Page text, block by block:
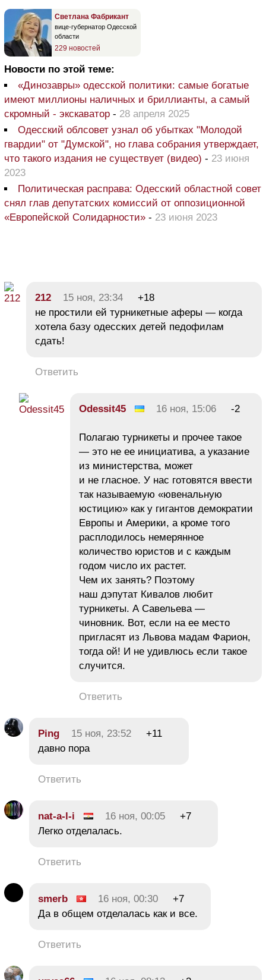
Светлана Фабрикант
вице-губернатор Одесской
области
229 новостей
Новости по этой теме:
«Динозавры» одесской политики: самые богатые
имеют миллионы наличных и бриллианты, а самый
скромный - экскаватор - 28 апреля 2025
Одесский облсовет узнал об убытках "Молодой
гвардии" от "Думской", но глава собрания утверждает,
что такого издания не существует (видео) - 23 июня
2023
Политическая расправа: Одесский областной совет
снял глав депутатских комиссий от оппозиционной
«Европейской Солидарности» - 23 июня 2023
212 15 ноя, 23:34
+18
не простили ей турникетные аферы — когда
хотела базу одесских детей педофилам
сдать!
Ответить
Odessit45 16 ноя, 15:06 -2
Полагаю турникеты и прочее такое
— это не ее инициатива, а указание
из министерства, может
и не гласное. У нас готовятся ввести
так называемую «ювенальную
юстицию» как у гигантов демократии
Европы и Америки, а кроме того
расплодилось немерянное
количество юристов и с каждым
годом число их растет.
Чем их занять? Поэтому
наш дэпутат Кивалов любит
турникеты. А Савельева —
чиновник. Вот, если на ее место
пригласят из Львова мадам Фарион,
тогда ой! И не удивлюсь если такое
случится.
Ответить
Ping 15 ноя, 23:52
+11
давно пора
Ответить
nat-a-l-i 16 ноя, 00:05
+7
Легко отделалась.
Ответить
smerb 16 ноя, 00:30
+7
Да в общем отделалась как и все.
Ответить